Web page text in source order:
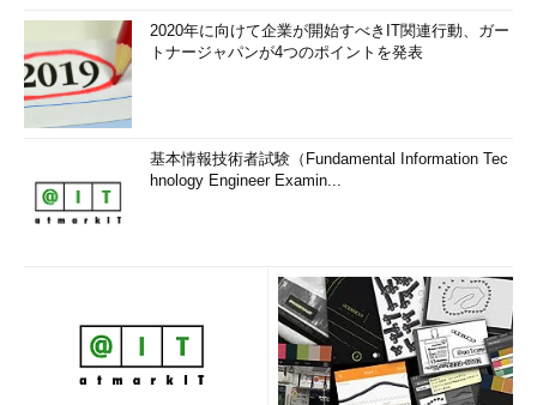
2020年に向けて企業が開始すべきIT関連行動、ガー
トナージャパンが4つのポイントを発表
基本情報技術者試験（Fundamental Information Tec
hnology Engineer Examin...